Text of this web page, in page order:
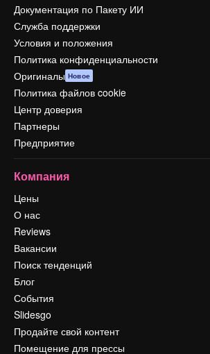
Документация по Пакету ИИ
Служба поддержки
Условия и положения
Политика конфиденциальности
Оригиналы Новое
Политика файлов cookie
Центр доверия
Партнеры
Предприятие
Компания
Цены
О нас
Reviews
Вакансии
Поиск тенденций
Блог
События
Slidesgo
Продайте свой контент
Помещение для прессы